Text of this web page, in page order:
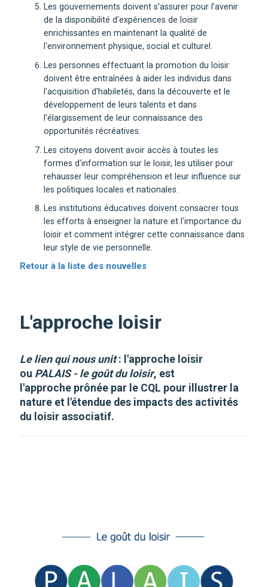
Les gouvernements doivent s'assurer pour l'avenir
de la disponibilité d'expériences de loisir
enrichissantes en maintenant la qualité de
l'environnement physique, social et culturel.
Les personnes effectuant la promotion du loisir
doivent être entraînées à aider les individus dans
l'acquisition d'habiletés, dans la découverte et le
développement de leurs talents et dans
l'élargissement de leur connaissance des
opportunités récréatives.
Les citoyens doivent avoir accès à toutes les
formes d'information sur le loisir, les utiliser pour
rehausser leur compréhension et leur influence sur
les politiques locales et nationales.
Les institutions éducatives doivent consacrer tous
les efforts à enseigner la nature et l'importance du
loisir et comment intégrer cette connaissance dans
leur style de vie personnelle.
Retour à la liste des nouvelles
L'approche loisir
Le lien qui nous unit: l'approche loisir
ou PALAIS - le goût du loisir, est
l'approche prônée par le CQL pour illustrer la
nature et l'étendue des impacts des activités
du loisir associatif.